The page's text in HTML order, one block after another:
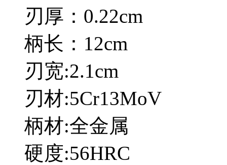
刃厚：0.22cm
柄长：12cm
刃宽:2.1cm
刃材:5Cr13MoV
柄材:全金属
硬度:56HRC